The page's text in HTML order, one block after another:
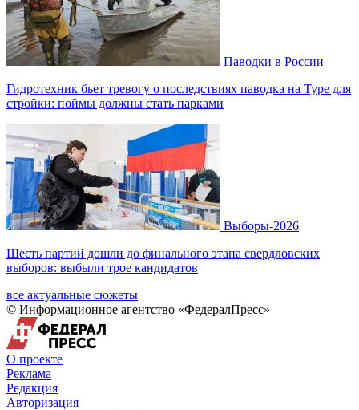
Паводки в России
Гидротехник бьет тревогу о последствиях паводка на Туре для
стройки: поймы должны стать парками
Выборы-2026
Шесть партий дошли до финального этапа свердловских
выборов: выбыли трое кандидатов
все актуальные сюжеты
© Информационное агентство «ФедералПресс»
О проекте
Реклама
Редакция
Авторизация